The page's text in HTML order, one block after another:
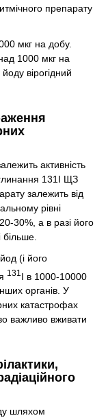
препарату
мкг на добу.
1000 мкг на
вірогідний
активність
131I ЩЗ
залежить від
рівні
30%, а в разі його
(і його
131 I в 1000-10000
органів. У
катастрофах
важливо вживати
шляхом